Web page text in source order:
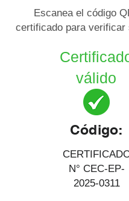
Escanea el código
certificado para verificar
válido
Código:
N° CEC-EP-
2025-0311